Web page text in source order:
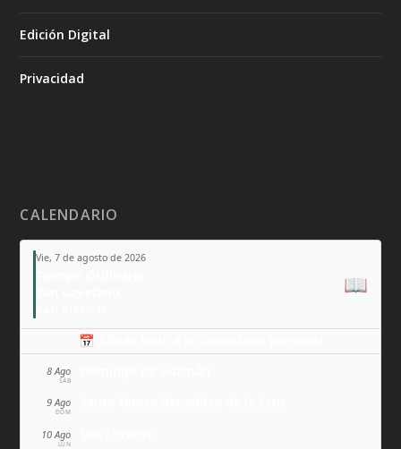
Edición Digital
Privacidad
CALENDARIO
Vie, 7 de agosto de 2026
📖
📅 Añade todo a tu calendario personal
8 Ago
SÁB
9 Ago
DOM
10 Ago
LUN